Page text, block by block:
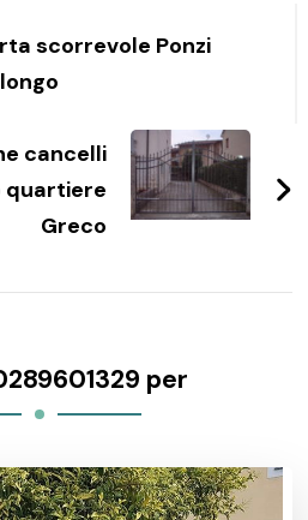
scorrevole Ponzi
cancelli
quartiere
Greco
per